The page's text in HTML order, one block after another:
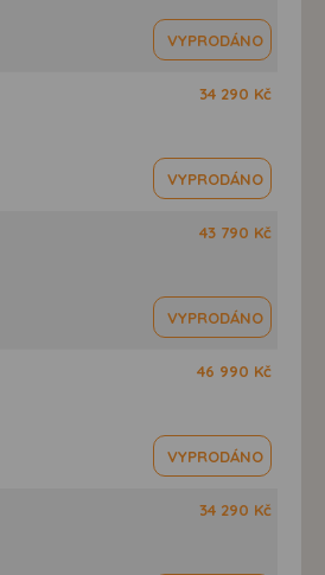
VYPRODÁNO
34 290 Kč
VYPRODÁNO
43 790 Kč
VYPRODÁNO
46 990 Kč
VYPRODÁNO
34 290 Kč